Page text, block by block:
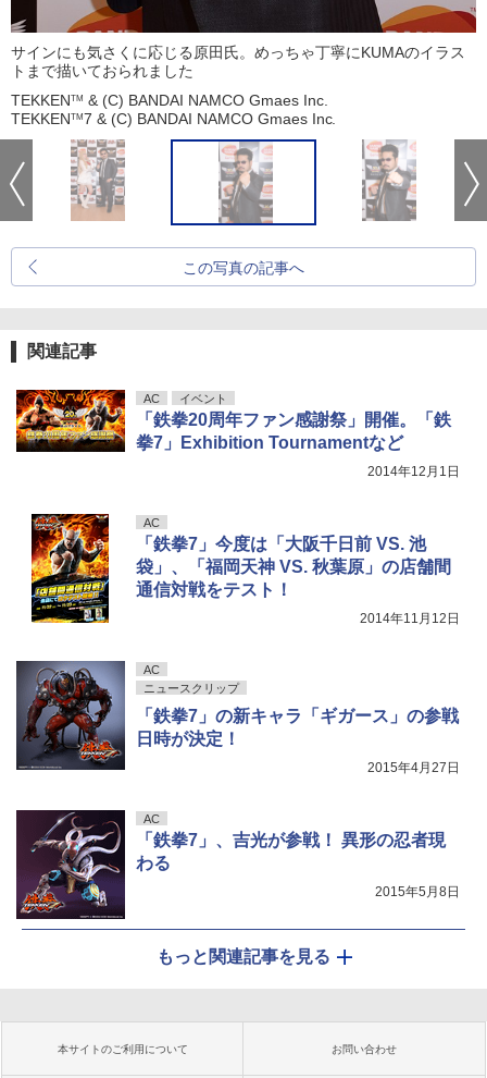
サインにも気さくに応じる原田氏。めっちゃ丁寧にKUMAのイラス
トまで描いておられました
TEKKENTM & (C) BANDAI NAMCO Gmaes Inc.
TEKKENTM7 & (C) BANDAI NAMCO Gmaes Inc.
この写真の記事へ
関連記事
AC イベント
「鉄拳20周年ファン感謝祭」開催。「鉄
拳7」Exhibition Tournamentなど
2014年12月1日
AC
「鉄拳7」今度は「大阪千日前 VS. 池
袋」、「福岡天神 VS. 秋葉原」の店舗間
通信対戦をテスト！
2014年11月12日
AC
ニュースクリップ
「鉄拳7」の新キャラ「ギガース」の参戦
日時が決定！
2015年4月27日
AC
「鉄拳7」、吉光が参戦！ 異形の忍者現
わる
2015年5月8日
もっと関連記事を見る
本サイトのご利用について お問い合わせ